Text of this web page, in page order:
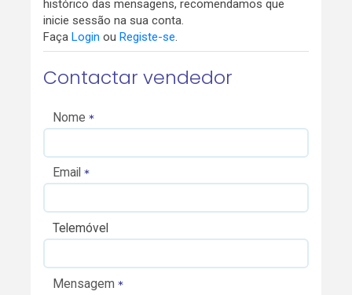
histórico das mensagens, recomendamos que
inicie sessão na sua conta.
Faça Login ou Registe-se.
Contactar vendedor
Nome
Email
Telemóvel
Mensagem